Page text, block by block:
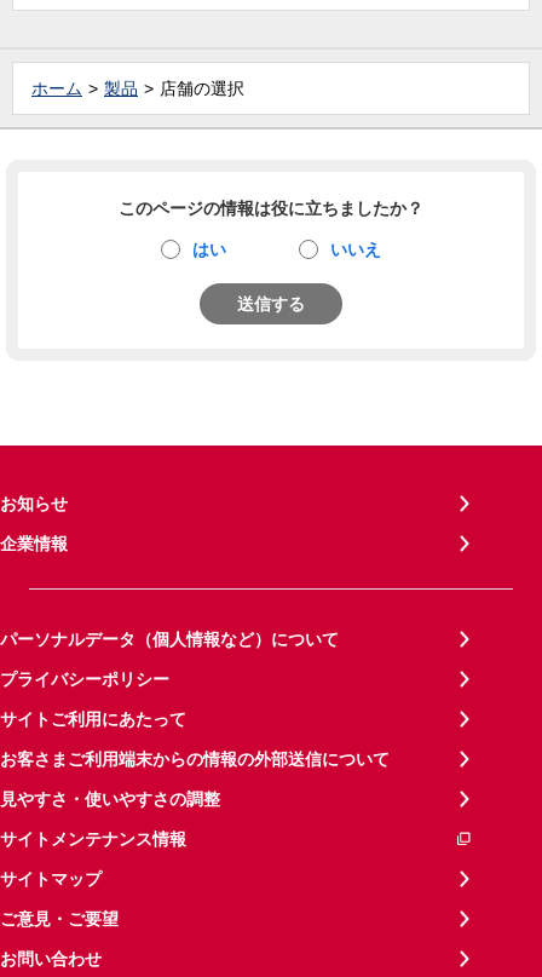
ホーム 製品 店舗の選択
このページの情報は役に立ちましたか？
はい いいえ
送信する
お知らせ
企業情報
パーソナルデータ（個人情報など）について
プライバシーポリシー
サイトご利用にあたって
お客さまご利用端末からの情報の外部送信について
見やすさ・使いやすさの調整
サイトメンテナンス情報
サイトマップ
ご意見・ご要望
お問い合わせ